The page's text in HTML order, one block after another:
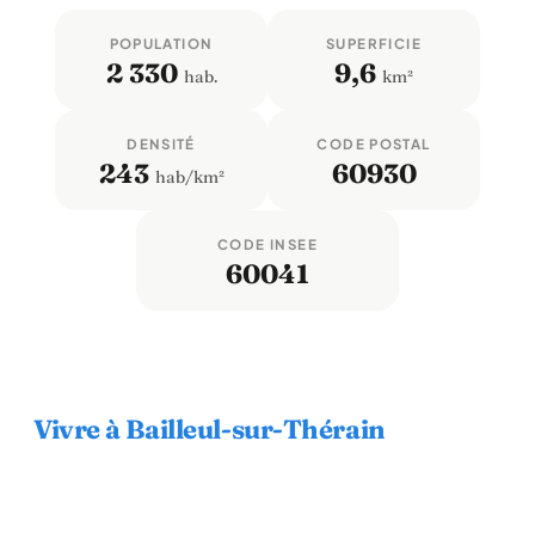
POPULATION
2 330 hab.
SUPERFICIE
9,6 km²
DENSITÉ
243 hab/km²
CODE POSTAL
60930
CODE INSEE
60041
Vivre à Bailleul-sur-Thérain